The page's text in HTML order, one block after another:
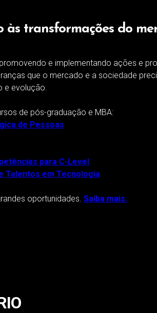
às transformações do
e implementando ações e
que o mercado e a sociedade
e evolução.
de pós-graduação e MBA:
de Pessoas
para C-Level
Talentos em Tecnologia
oportunidades. Saiba mais.